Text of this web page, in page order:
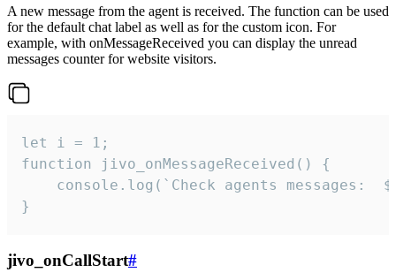
A new message from the agent is received. The function can be used
for the default chat label as well as for the custom icon. For
example, with onMessageReceived you can display the unread
messages counter for website visitors.
let i = 1;
function jivo_onMessageReceived() {
}
jivo_onCallStart#